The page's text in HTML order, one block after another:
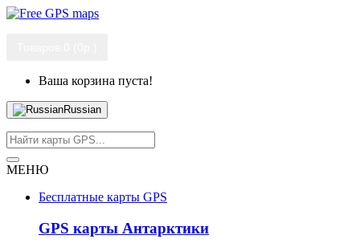
Ваша корзина пуста!
Russian
МЕНЮ
Бесплатные карты GPS
GPS карты Антарктики